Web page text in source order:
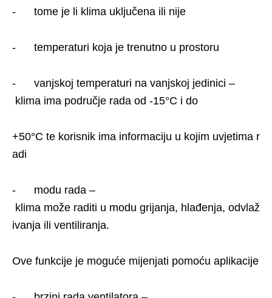
- tome je li klima uključena ili nije
- temperaturi koja je trenutno u prostoru
- vanjskoj temperaturi na vanjskoj jedinici –
klima ima područje rada od -15°C i do
+50°C te korisnik ima informaciju u kojim uvjetima r
adi
- modu rada –
klima može raditi u modu grijanja, hlađenja, odvlaž
ivanja ili ventiliranja.
Ove funkcije je moguće mijenjati pomoću aplikacije